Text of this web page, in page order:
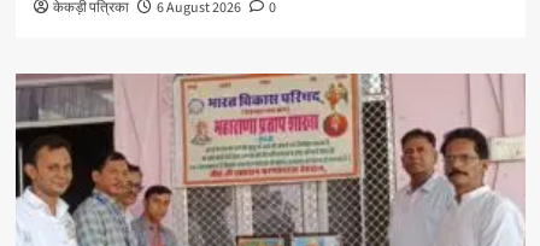
केकड़ी पत्रिका 6 August 2026 0